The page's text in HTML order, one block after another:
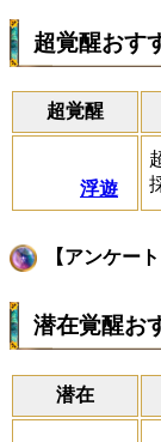
超覚醒おす
超覚醒
浮遊
【アンケー
潜在覚醒お
潜在